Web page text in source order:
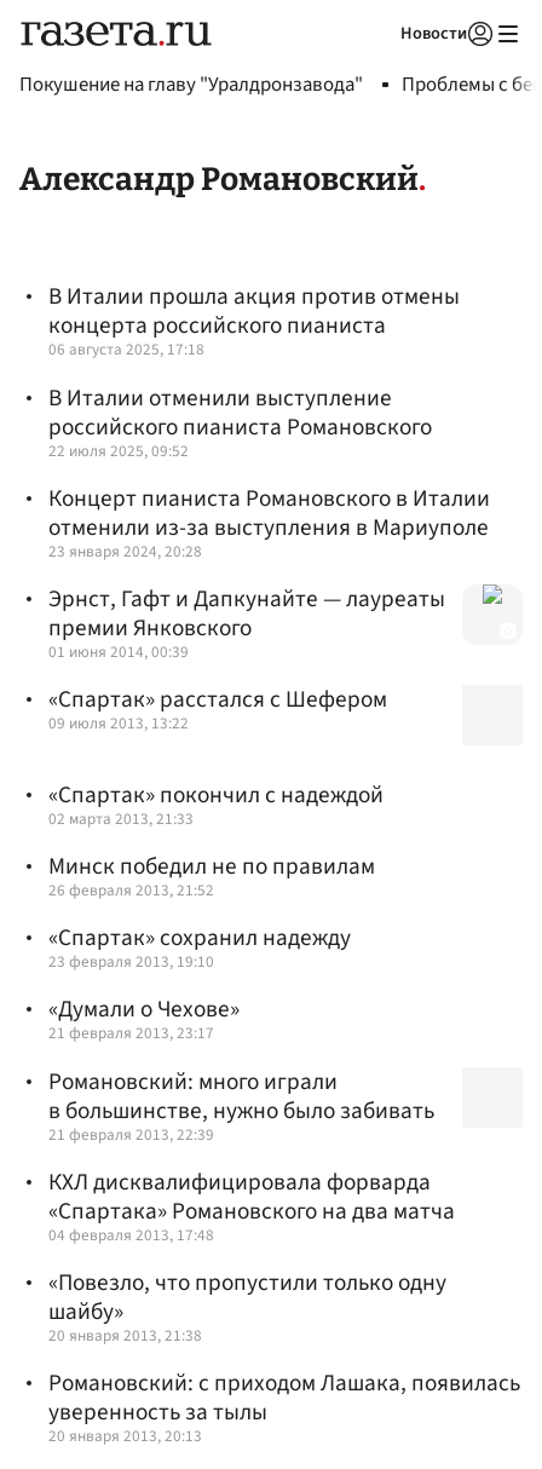
Новости
Покушение на главу "Уралдронзавода" Проблемы с
Александр Романовский
В Италии прошла акция против отмены
концерта российского пианиста
06 августа 2025, 17:18
В Италии отменили выступление
российского пианиста Романовского
22 июля 2025, 09:52
Концерт пианиста Романовского в Италии
отменили из-за выступления в Мариуполе
23 января 2024, 20:28
Эрнст, Гафт и Дапкунайте — лауреаты
премии Янковского
01 июня 2014, 00:39
«Спартак» расстался с Шефером
09 июля 2013, 13:22
«Спартак» покончил с надеждой
02 марта 2013, 21:33
Минск победил не по правилам
26 февраля 2013, 21:52
«Спартак» сохранил надежду
23 февраля 2013, 19:10
«Думали о Чехове»
21 февраля 2013, 23:17
Романовский: много играли
в большинстве, нужно было забивать
21 февраля 2013, 22:39
КХЛ дисквалифицировала форварда
«Спартака» Романовского на два матча
04 февраля 2013, 17:48
«Повезло, что пропустили только одну
шайбу»
20 января 2013, 21:38
Романовский: с приходом Лашака, появилась
уверенность за тылы
20 января 2013, 20:13